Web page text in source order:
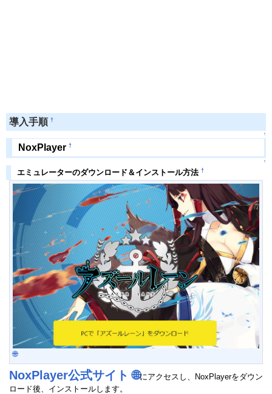
導入手順 †
↑
NoxPlayer †
↑
エミュレーターのダウンロード＆インストール方法 †
🌐
NoxPlayer公式サイト 🌐にアクセスし、NoxPlayerをダウン
ロード後、インストールします。